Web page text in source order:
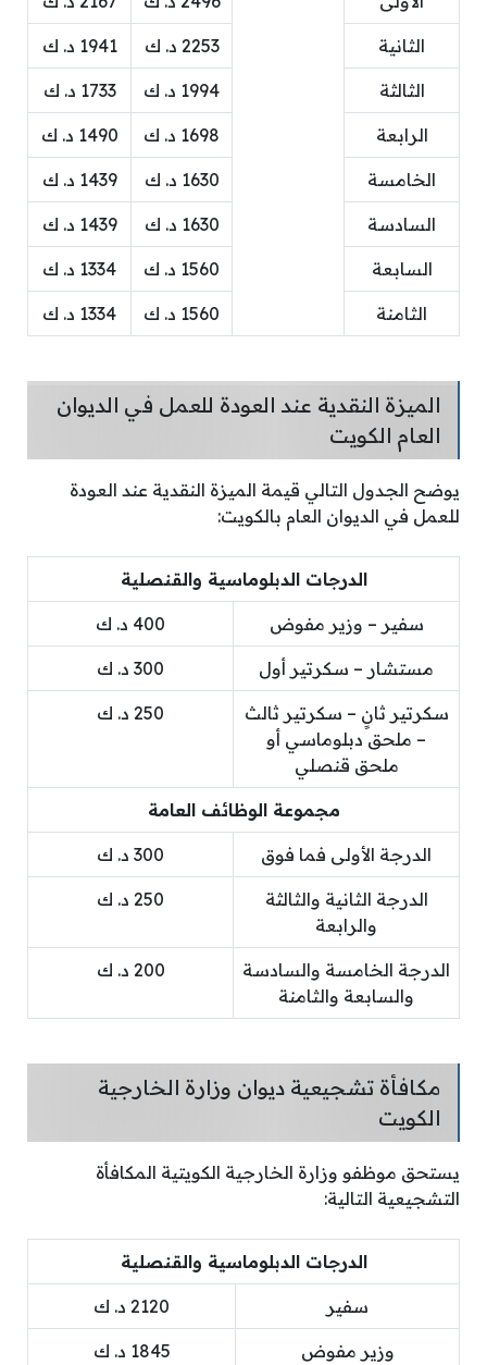
الثانية 2253 د. ك 1941 د. ك
الثالثة 1994 د. ك 1733 د. ك
الرابعة 1698 د. ك 1490 د. ك
الخامسة 1630 د. ك 1439 د. ك
السادسة 1630 د. ك 1439 د. ك
السابعة 1560 د. ك 1334 د. ك
الثامنة 1560 د. ك 1334 د. ك
الميزة النقدية عند العودة للعمل في الديوان
العام الكويت
يوضح الجدول التالي قيمة الميزة النقدية عند العودة
للعمل في الديوان العام بالكويت:
الدرجات الدبلوماسية والقنصلية
سفير – وزير مفوض 400 د. ك
مستشار – سكرتير أول 300 د. ك
سكرتير ثانٍ – سكرتير ثالث
– ملحق دبلوماسي أو
ملحق قنصلي
250 د. ك
مجموعة الوظائف العامة
الدرجة الأولى فما فوق 300 د. ك
الدرجة الثانية والثالثة
والرابعة
250 د. ك
الدرجة الخامسة والسادسة
والسابعة والثامنة
200 د. ك
مكافأة تشجيعية ديوان وزارة الخارجية
الكويت
يستحق موظفو وزارة الخارجية الكويتية المكافأة
التشجيعية التالية:
الدرجات الدبلوماسية والقنصلية
سفير 2120 د. ك
وزير مفوض 1845 د. ك